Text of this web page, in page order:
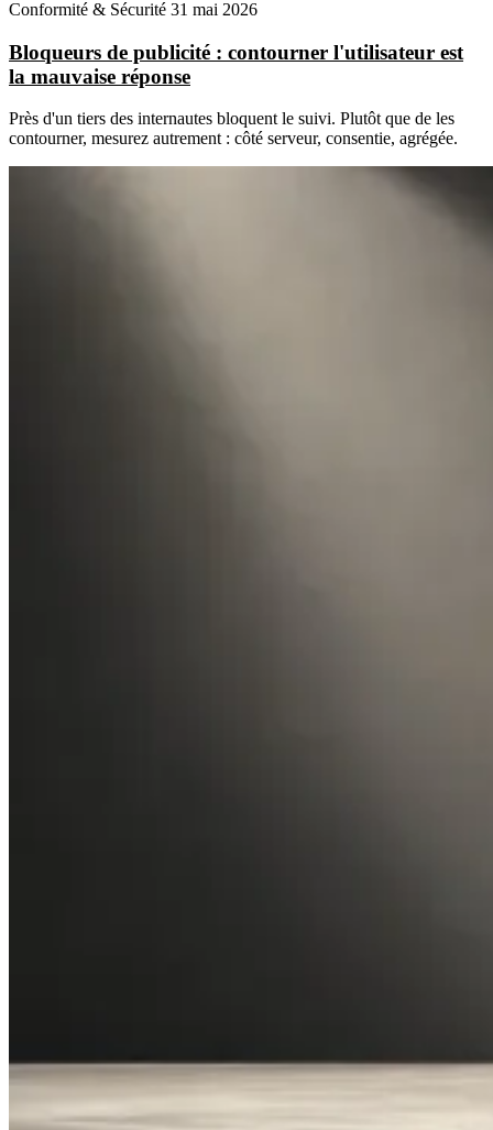
Conformité & Sécurité 31 mai 2026
Bloqueurs de publicité : contourner l'utilisateur est
la mauvaise réponse
Près d'un tiers des internautes bloquent le suivi. Plutôt que de les
contourner, mesurez autrement : côté serveur, consentie, agrégée.